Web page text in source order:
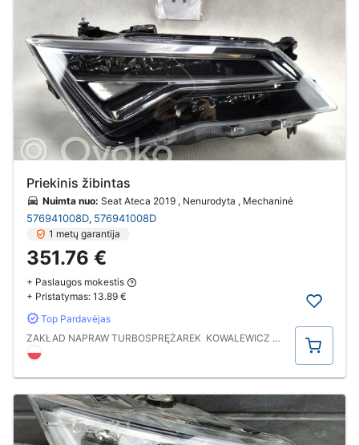
Priekinis žibintas
Nuimta nuo: Seat Ateca 2019 , Nenurodyta , Mechaninė
576941008D, 576941008D
1 metų garantija
351.76 €
+ Paslaugos mokestis
+ Pristatymas: 13.89 €
Top Pardavėjas
ZAKŁAD NAPRAW TURBOSPRĘŻAREK ­ KOWALEWICZ MARCIN
Pirkti